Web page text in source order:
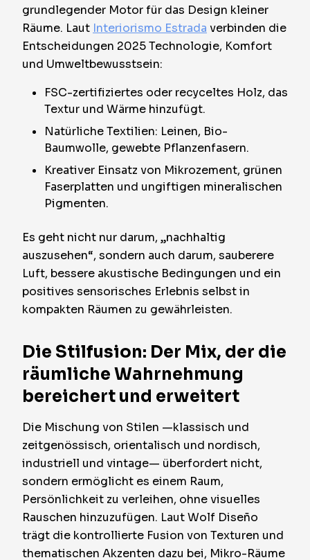
grundlegender Motor für das Design kleiner
Räume. Laut Interiorismo Estrada verbinden die
Entscheidungen 2025 Technologie, Komfort
und Umweltbewusstsein:
FSC-zertifiziertes oder recyceltes Holz, das
Textur und Wärme hinzufügt.
Natürliche Textilien: Leinen, Bio-
Baumwolle, gewebte Pflanzenfasern.
Kreativer Einsatz von Mikrozement, grünen
Faserplatten und ungiftigen mineralischen
Pigmenten.
Es geht nicht nur darum, „nachhaltig
auszusehen“, sondern auch darum, sauberere
Luft, bessere akustische Bedingungen und ein
positives sensorisches Erlebnis selbst in
kompakten Räumen zu gewährleisten.
Die Stilfusion: Der Mix, der die
räumliche Wahrnehmung
bereichert und erweitert
Die Mischung von Stilen —klassisch und
zeitgenössisch, orientalisch und nordisch,
industriell und vintage— überfordert nicht,
sondern ermöglicht es einem Raum,
Persönlichkeit zu verleihen, ohne visuelles
Rauschen hinzuzufügen. Laut Wolf Diseño
trägt die kontrollierte Fusion von Texturen und
thematischen Akzenten dazu bei, Mikro-Räume